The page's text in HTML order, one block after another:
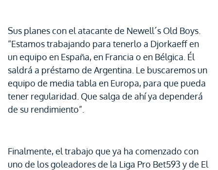
Sus planes con el atacante de Newell´s Old Boys.
“Estamos trabajando para tenerlo a Djorkaeff en
un equipo en España, en Francia o en Bélgica. Él
saldrá a préstamo de Argentina. Le buscaremos un
equipo de media tabla en Europa, para que pueda
tener regularidad. Que salga de ahí ya dependerá
de su rendimiento”.
Finalmente, el trabajo que ya ha comenzado con
uno de los goleadores de la Liga Pro Bet593 y de El